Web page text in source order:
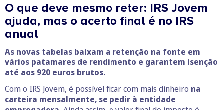
O que deve mesmo reter: IRS Jovem
ajuda, mas o acerto final é no IRS
anual
As novas tabelas baixam a retenção na fonte em
vários patamares de rendimento e garantem isenção
até aos 920 euros brutos.
Com o IRS Jovem, é possível ficar com mais dinheiro na
carteira mensalmente, se pedir à entidade